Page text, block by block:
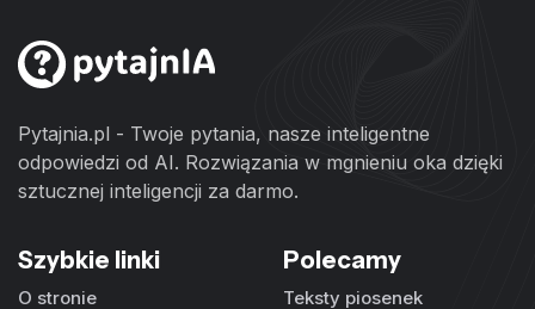
Pytajnia.pl - Twoje pytania, nasze inteligentne
odpowiedzi od AI. Rozwiązania w mgnieniu oka dzięki
sztucznej inteligencji za darmo.
Szybkie linki
O stronie
Polecamy
Teksty piosenek